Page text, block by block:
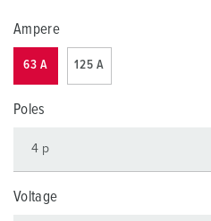
Ampere
63 A 125 A
Poles
Voltage